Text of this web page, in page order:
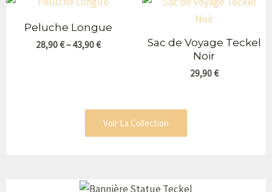
Peluche Longue
28,90€–43,90€
Sac de Voyage Teckel
Noir
29,90€
Voir La Collection